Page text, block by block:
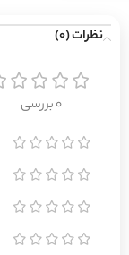
نظرات (0)
0 بررسی